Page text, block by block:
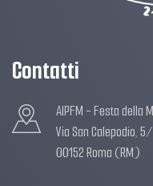
Contatti
AIPFM - Festa della
Via San Calepodio,
00152 Roma (RM)